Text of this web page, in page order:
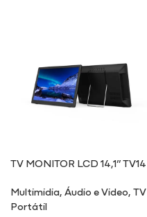
TV MONITOR LCD 14,1” TV14
Multimidia,Áudio e Video,TV
Portátil